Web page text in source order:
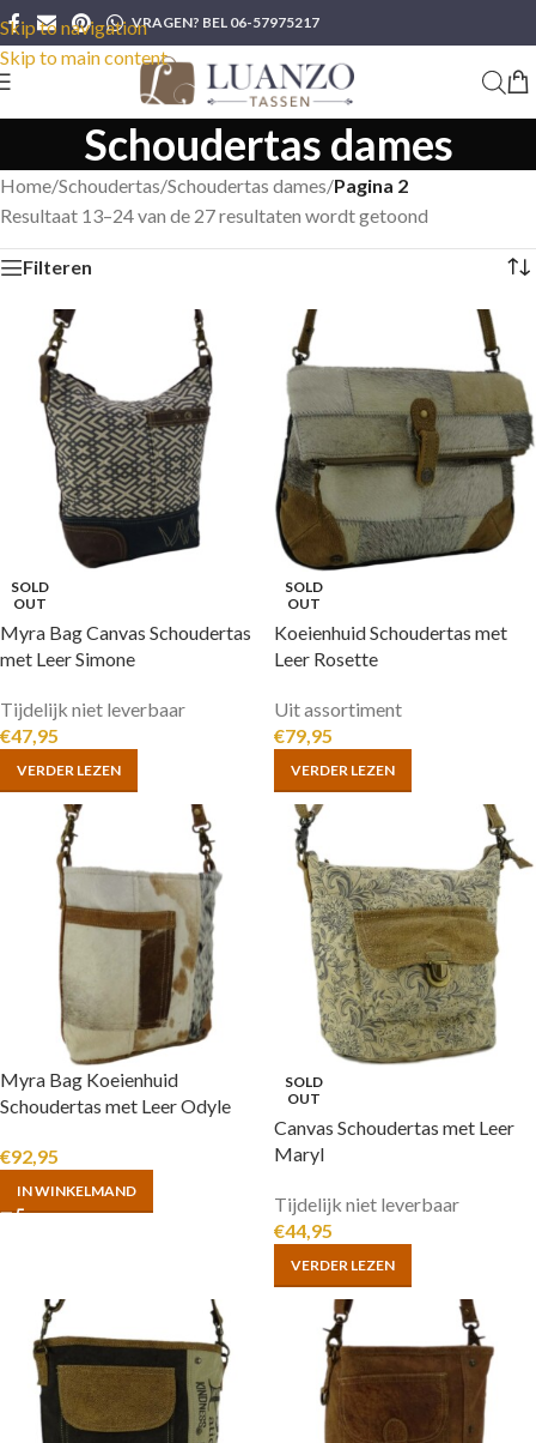
Skip to navigation
Skip to main content
VRAGEN? BEL 06-57975217
Schoudertas dames
Home/Schoudertas/Schoudertas dames/Pagina 2
Resultaat 13–24 van de 27 resultaten wordt getoond
Filteren
SOLD
OUT
Myra Bag Canvas Schoudertas
met Leer Simone
Tijdelijk niet leverbaar
€47,95
VERDER LEZEN
SOLD
OUT
Koeienhuid Schoudertas met
Leer Rosette
Uit assortiment
€79,95
VERDER LEZEN
Myra Bag Koeienhuid
Schoudertas met Leer Odyle
€92,95
IN WINKELMAND
SOLD
OUT
Canvas Schoudertas met Leer
Maryl
Tijdelijk niet leverbaar
€44,95
VERDER LEZEN